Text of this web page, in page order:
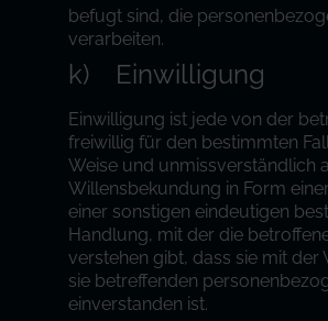
befugt sind, die
verarbeiten.
k) Einwilligung
Einwilligung ist jede von der
freiwillig für den bestimmten
Weise und unmissverständlich
Willensbekundung in Form
einer sonstigen eindeutigen
Handlung, mit der die
verstehen gibt, dass sie mit der
sie betreffenden
einverstanden ist.